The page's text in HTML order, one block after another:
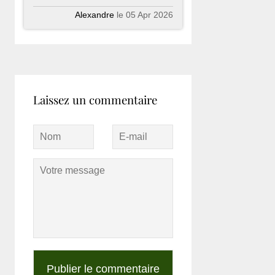
Alexandre le 05 Apr 2026
Laissez un commentaire